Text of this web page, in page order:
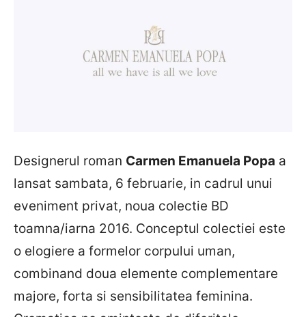
Designerul roman Carmen Emanuela Popa a
lansat sambata, 6 februarie, in cadrul unui
eveniment privat, noua colectie BD
toamna/iarna 2016. Conceptul colectiei este
o elogiere a formelor corpului uman,
combinand doua elemente complementare
majore, forta si sensibilitatea feminina.